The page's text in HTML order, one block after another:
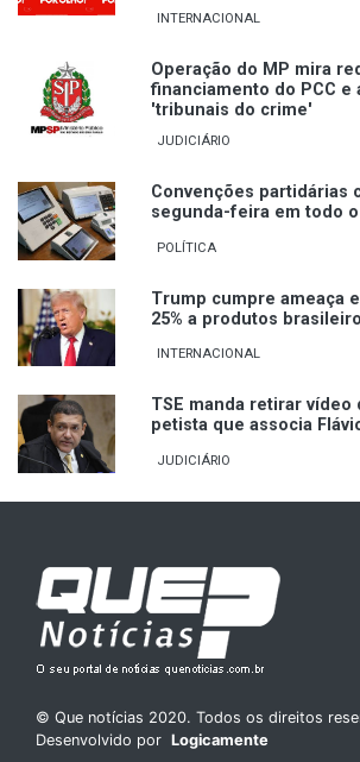
INTERNACIONAL
Operação do MP mira
financiamento do PCC e
'tribunais do crime'
JUDICIÁRIO
Convenções partidárias
segunda-feira em todo
POLÍTICA
Trump cumpre ameaça
25% a produtos
INTERNACIONAL
TSE manda retirar
petista que associa
JUDICIÁRIO
© Que notícias 2020. Todos os direitos
Desenvolvido por Logicamente